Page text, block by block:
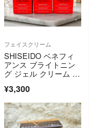
フェイスクリーム
SHISEIDO ベネフィ
アンス ブライトニン
グ ジェル クリーム 3
白クリーム 本体ほぼ
同量
¥3,300